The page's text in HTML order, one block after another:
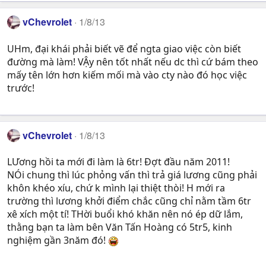
vChevrolet 1/8/13
UHm, đại khái phải biết vẽ để ngta giao việc còn biết
đường mà làm! VẬy nên tốt nhất nếu dc thì cứ bám theo
mấy tên lớn hơn kiếm mối mà vào cty nào đó học việc
trước!
vChevrolet 1/8/13
LƯơng hồi ta mới đi làm là 6tr! Đợt đầu năm 2011!
NÓi chung thì lúc phỏng vấn thì trả giá lương cũng phải
khôn khéo xíu, chứ k mình lại thiệt thòi! H mới ra
trường thì lương khởi điểm chắc cũng chỉ nằm tầm 6tr
xê xích một tí! THời buổi khó khăn nên nó ép dữ lắm,
thằng bạn ta làm bên Văn Tấn Hoàng có 5tr5, kinh
nghiệm gần 3năm đó!